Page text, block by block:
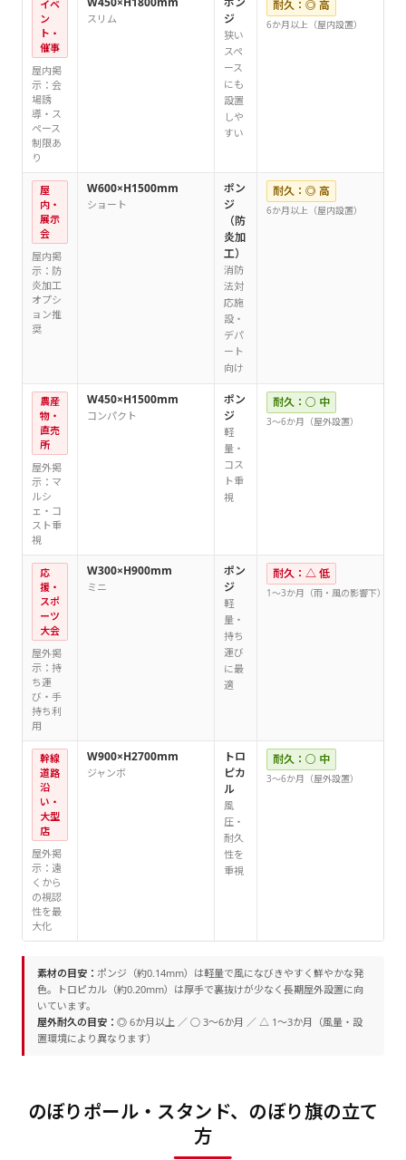
イベ
ン
ト・
催事
屋内掲
示：会
場誘
導・ス
ペース
制限あ
り
スリム
ジ
狭い
スペ
ース
にも
設置
しや
すい
耐久：◎ 高
6か月以上（屋内設置）
屋
内・
展示
会
屋内掲
示：防
炎加工
オプシ
ョン推
奨
W600×H1500mm
ショート
ポン
ジ
（防
炎加
工）
消防
法対
応施
設・
デパ
ート
向け
耐久：◎ 高
6か月以上（屋内設置）
農産
物・
直売
所
屋外掲
示：マ
ルシ
ェ・コ
スト重
視
W450×H1500mm
コンパクト
ポン
ジ
軽
量・
コス
ト重
視
耐久：○ 中
3〜6か月（屋外設置）
応
援・
スポ
ーツ
大会
屋外掲
示：持
ち運
び・手
持ち利
用
W300×H900mm
ミニ
ポン
ジ
軽
量・
持ち
運び
に最
適
耐久：△ 低
1〜3か月（雨・風の影響下）
幹線
道路
沿
い・
大型
店
屋外掲
示：遠
くから
の視認
性を最
大化
W900×H2700mm
ジャンボ
トロ
ピカ
ル
風
圧・
耐久
性を
重視
耐久：○ 中
3〜6か月（屋外設置）
素材の目安： ポンジ（約0.14mm）は軽量で風になびきやすく鮮やかな発
色。トロピカル（約0.20mm）は厚手で裏抜けが少なく長期屋外設置に向
いています。
屋外耐久の目安： ◎ 6か月以上 ／ ○ 3〜6か月 ／ △ 1〜3か月（風量・設
置環境により異なります）
のぼりポール・スタンド、のぼり旗の立て
方